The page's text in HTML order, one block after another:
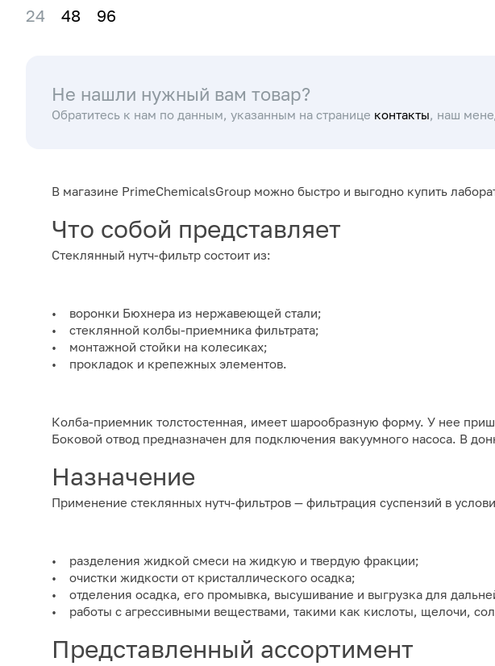
24 48 96
Не нашли нужный вам товар?
Обратитесь к нам по данным, указанным на странице контакты, наш
В магазине PrimeChemicalsGroup можно быстро и выгодно купить
Что собой представляет
Стеклянный нутч-фильтр состоит из:
• воронки Бюхнера из нержавеющей стали;
• стеклянной колбы-приемника фильтрата;
• монтажной стойки на колесиках;
• прокладок и крепежных элементов.
Колба-приемник толстостенная, имеет шарообразную форму. У нее
Боковой отвод предназначен для подключения вакуумного насоса. В
Назначение
Применение стеклянных нутч-фильтров — фильтрация суспензий в
• разделения жидкой смеси на жидкую и твердую фракции;
• очистки жидкости от кристаллического осадка;
• отделения осадка, его промывка, высушивание и выгрузка для
• работы с агрессивными веществами, такими как кислоты, щелочи,
Представленный ассортимент